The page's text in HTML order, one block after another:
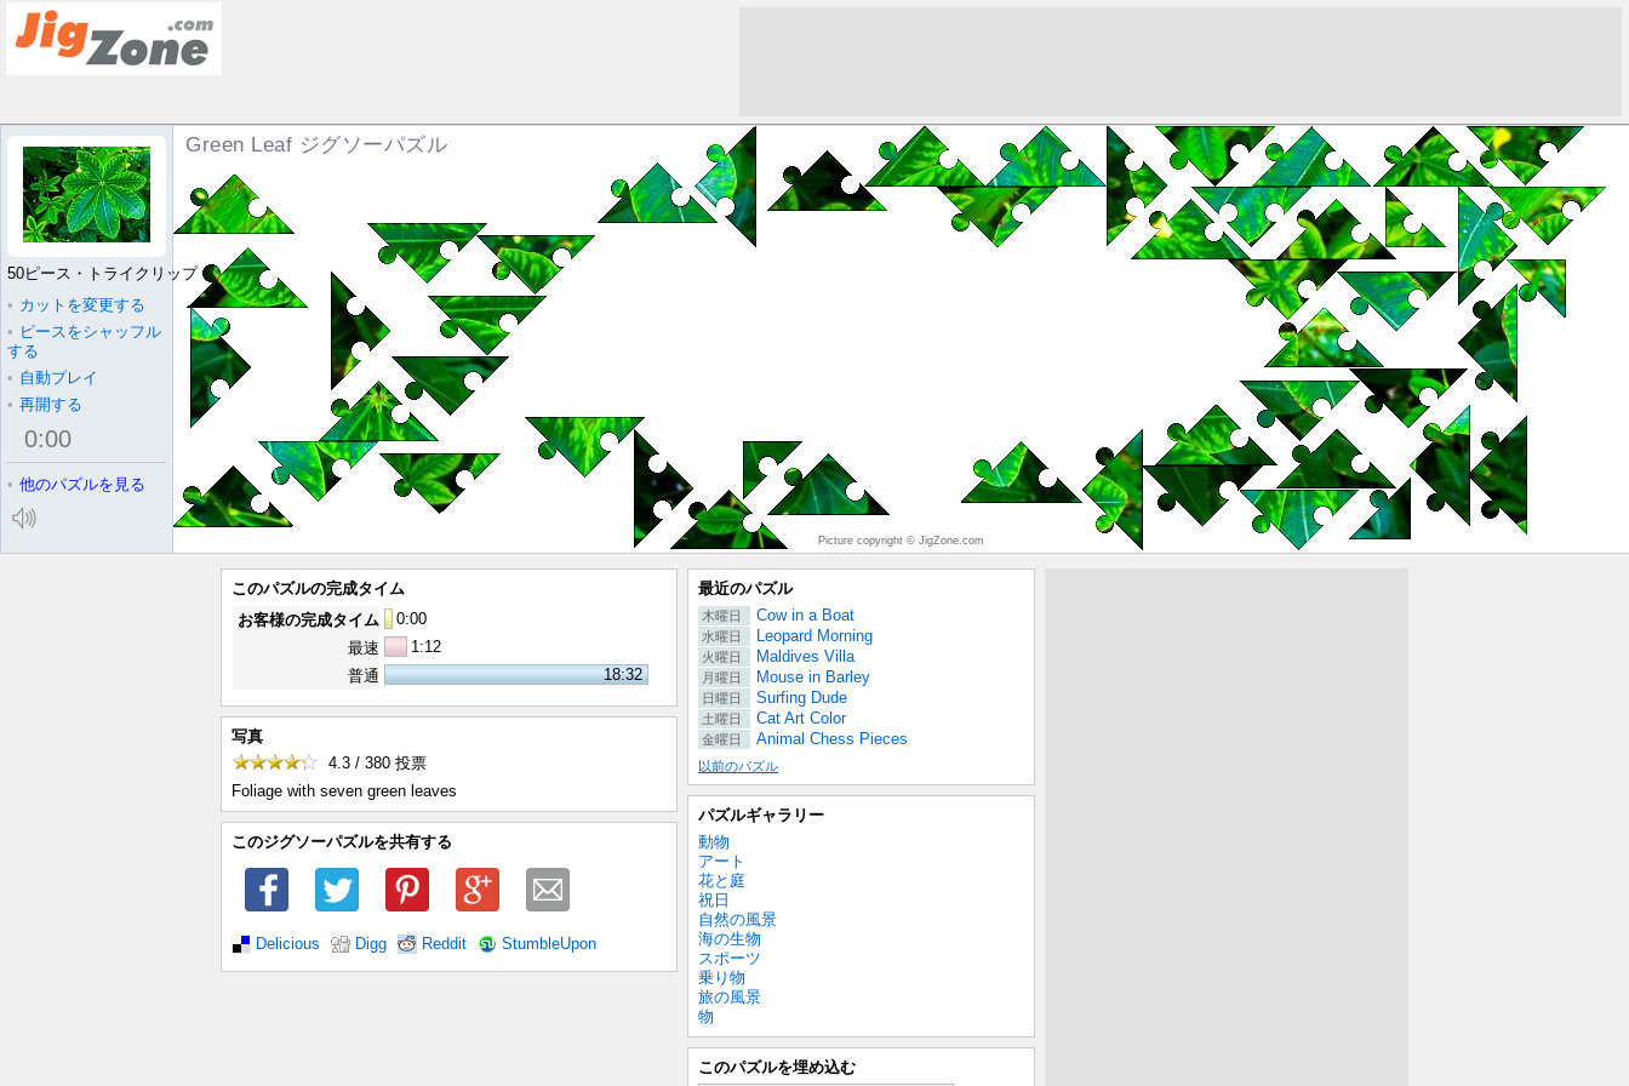
Green Leaf ジグソーパズル
Picture copyright © JigZone.com
50ピース・トライクリップ
• カットを変更する
• ピースをシャッフル
する
• 自動プレイ
• 再開する
0:00
• 他のパズルを見る
このパズルの完成タイム
お客様の完成タイム
0:00
最速
1:12
普通
18:32
写真
4.3 / 380 投票
Foliage with seven green leaves
このジグソーパズルを共有する
Delicious Digg Reddit StumbleUpon
最近のパズル
木曜日 Cow in a Boat
水曜日 Leopard Morning
火曜日 Maldives Villa
月曜日 Mouse in Barley
日曜日 Surfing Dude
土曜日 Cat Art Color
金曜日 Animal Chess Pieces
以前のパズル
パズルギャラリー
動物
アート
花と庭
祝日
自然の風景
海の生物
スポーツ
乗り物
旅の風景
物
このパズルを埋め込む